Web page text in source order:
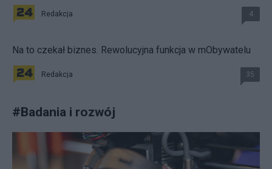
Redakcja 4
Na to czekał biznes. Rewolucyjna funkcja w mObywatelu
Redakcja 35
#Badania i rozwój